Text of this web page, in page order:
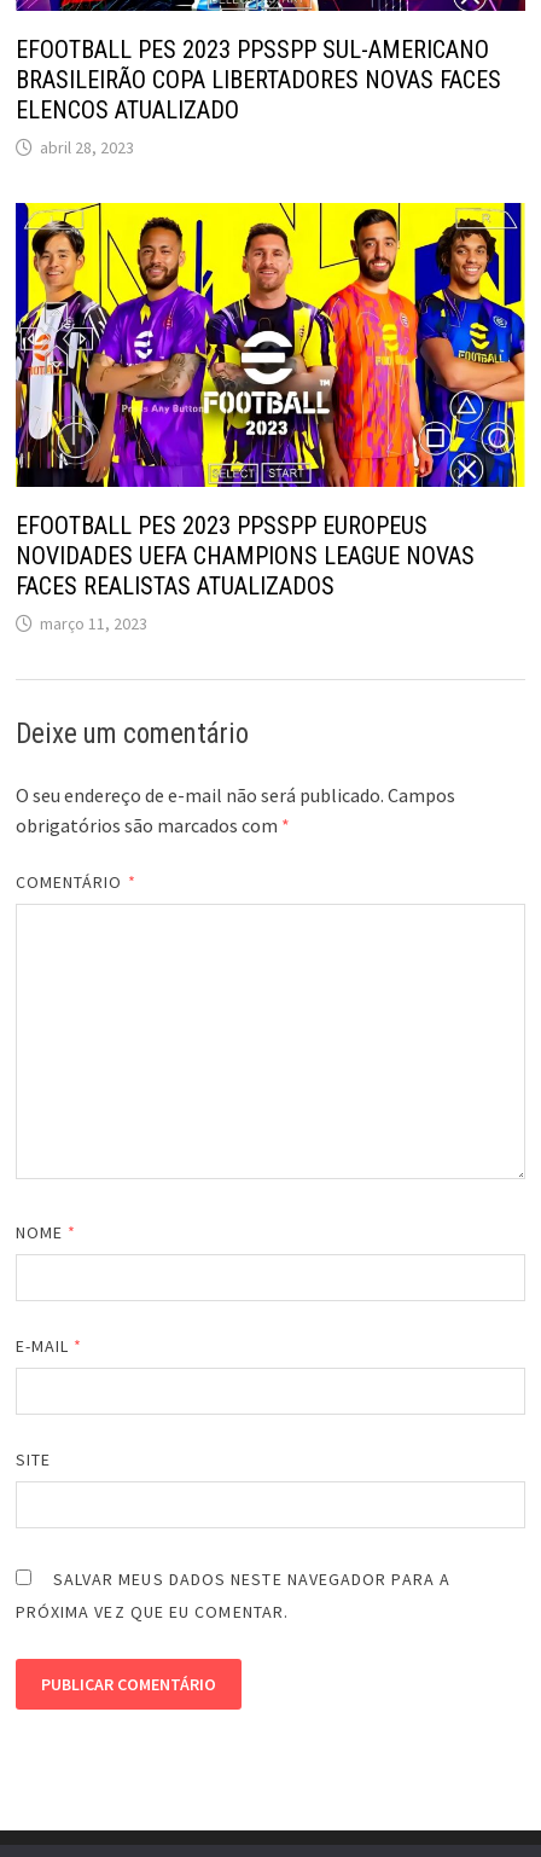
EFOOTBALL PES 2023 PPSSPP SUL-AMERICANO
BRASILEIRÃO COPA LIBERTADORES NOVAS FACES
ELENCOS ATUALIZADO
abril 28, 2023
EFOOTBALL PES 2023 PPSSPP EUROPEUS
NOVIDADES UEFA CHAMPIONS LEAGUE NOVAS
FACES REALISTAS ATUALIZADOS
março 11, 2023
Deixe um comentário
O seu endereço de e-mail não será publicado. Campos
obrigatórios são marcados com *
COMENTÁRIO *
NOME *
E-MAIL *
SITE
SALVAR MEUS DADOS NESTE NAVEGADOR PARA A
PRÓXIMA VEZ QUE EU COMENTAR.